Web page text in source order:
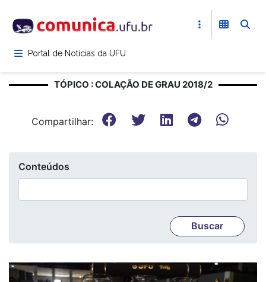
para
conteúdoPortal de Notícias da UFU
TÓPICO : COLAÇÃO DE GRAU 2018/2
Compartilhar:
Conteúdos